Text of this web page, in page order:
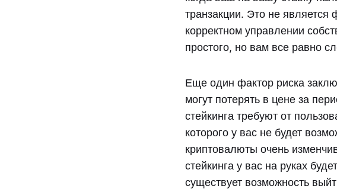
транзакции. Это не является
корректном управлении
простого, но вам все равно
Еще один фактор риска
могут потерять в цене за
стейкинга требуют от
которого у вас не будет
криптовалюты очень
стейкинга у вас на руках
существует возможность